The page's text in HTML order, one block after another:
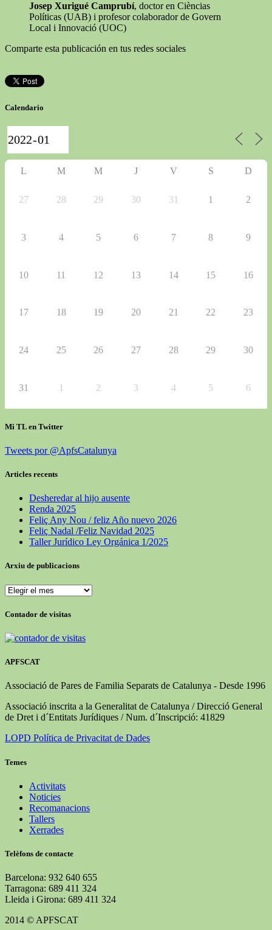
Josep Xurigué Camprubí, doctor en Cièncias
Políticas (UAB) i profesor colaborador de Govern
Local i Innovació (UOC)
Comparte esta publicación en tus redes sociales
Calendario
L M M J V S D
27 28 29 30 31 1 2
3 4 5 6 7 8 9
10 11 12 13 14 15 16
17 18 19 20 21 22 23
24 25 26 27 28 29 30
31 1 2 3 4 5 6
Mi TL en Twitter
Tweets por @ApfsCatalunya
Articles recents
Desheredar al hijo ausente
Renda 2025
Feliç Any Nou / feliz Año nuevo 2026
Feliç Nadal /Feliz Navidad 2025
Taller Jurídico Ley Orgánica 1/2025
Arxiu de publicacions
Arxiu
publicacions
Contador de visitas
APFSCAT
Associació de Pares de Familia Separats de Catalunya - Desde 1996
Associació inscrita a la Generalitat de Catalunya / Direcció General
de Dret i d´Entitats Jurídiques / Num. d´Inscripció: 41829
LOPD Política de Privacitat de Dades
Temes
Activitats
Noticies
Recomanacions
Tallers
Xerrades
Telèfons de contacte
Barcelona: 932 640 655
Tarragona: 689 411 324
Lleida i Girona: 689 411 324
2014 © APFSCAT